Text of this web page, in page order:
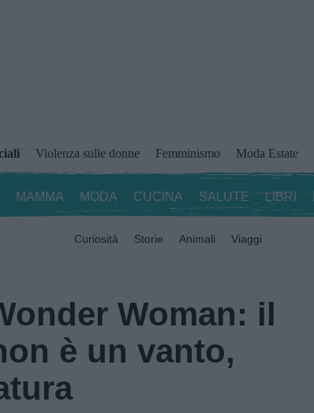
Violenza sulle donne Femminismo Moda Estate
MAMMA MODA CUCINA SALUTE LIBRI
Curiosità Storie Animali Viaggi
Woman: il
è un vanto,